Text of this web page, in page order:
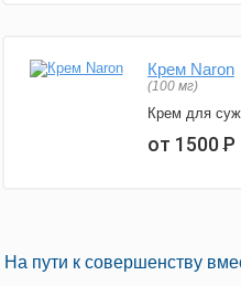
Крем Naron
(100 мг)
Крем для
от 1500Р
На пути к совершенству